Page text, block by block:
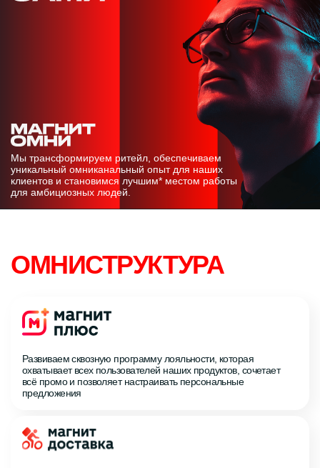
Мы трансформируем ритейл, обеспечиваем
уникальный омниканальный опыт для наших
клиентов и становимся лучшим* местом работы
для амбициозных людей.
ОМНИ­СТРУКТУРА
Развиваем сквозную программу лояльности, которая
охватывает всех пользователей наших продуктов, сочетает
всё промо и позволяет настраивать персональные
предложения